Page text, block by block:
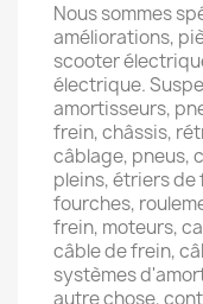
Nous sommes
améliorations,
scooter
électrique.
amortisseurs,
frein, châssis,
câblage, pneus,
pleins, étriers
fourches,
frein, moteurs,
câble de frein,
systèmes
autre chose,